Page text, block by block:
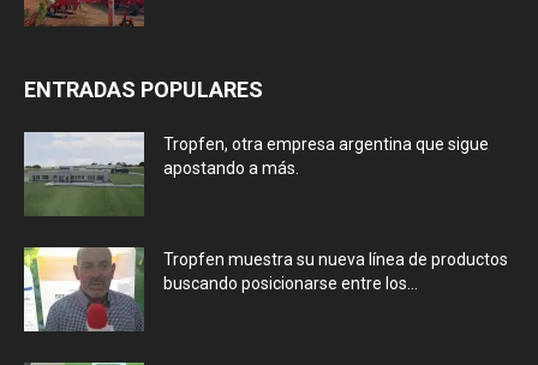
ENTRADAS POPULARES
Tropfen, otra empresa argentina que sigue
apostando a más.
Tropfen muestra su nueva línea de productos
buscando posicionarse entre los...